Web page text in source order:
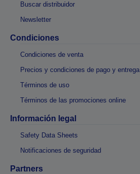
Buscar distribuidor
Newsletter
Condiciones
Condiciones de venta
Precios y condiciones de pago y entrega
Términos de uso
Términos de las promociones online
Información legal
Safety Data Sheets
Notificaciones de seguridad
Partners